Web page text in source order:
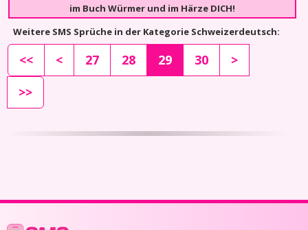
im Buch Würmer und im Härze DICH!
Weitere SMS Sprüche in der Kategorie Schweizerdeutsch:
<< < 27 28 29 30
>
>>